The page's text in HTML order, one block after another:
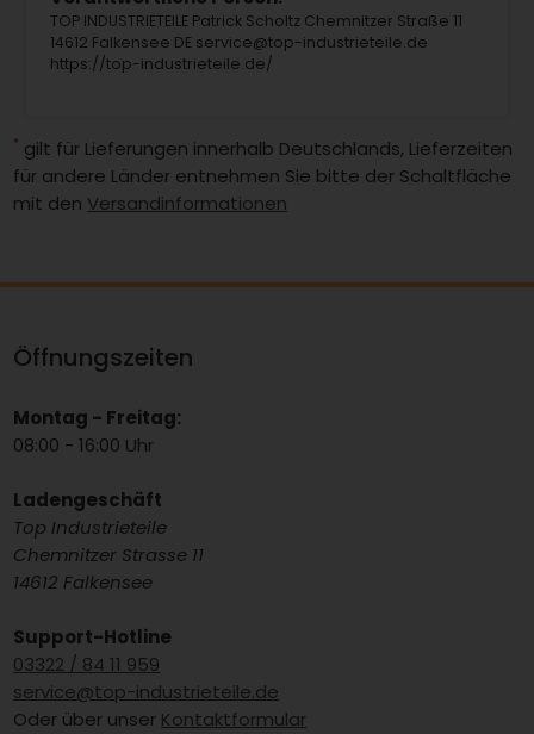
TOP INDUSTRIETEILE Patrick Scholtz Chemnitzer Straße 11
14612 Falkensee DE service@top-industrieteile.de
https://top-industrieteile.de/
* gilt für Lieferungen innerhalb Deutschlands, Lieferzeiten
für andere Länder entnehmen Sie bitte der Schaltfläche
mit den Versandinformationen
Öffnungszeiten
Montag - Freitag:
08:00 - 16:00 Uhr
Ladengeschäft
Top Industrieteile
Chemnitzer Strasse 11
14612 Falkensee
Support-Hotline
03322 / 84 11 959
service@top-industrieteile.de
Oder über unser Kontaktformular